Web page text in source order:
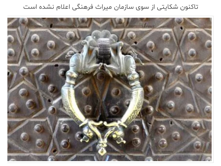
محیط
زیست
علم
فناوری
عکس
پادکست
تاکنون شکایتی از سوی سازمان میراث فرهنگی اعلام نشده است